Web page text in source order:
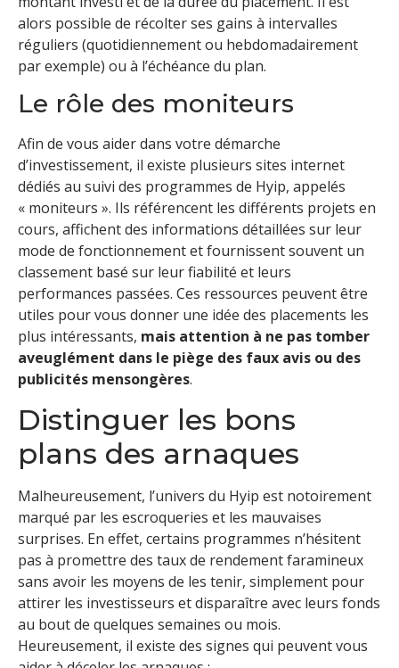
alors possible de récolter ses gains à intervalles
réguliers (quotidiennement ou hebdomadairement
par exemple) ou à l’échéance du plan.
Le rôle des moniteurs
Afin de vous aider dans votre démarche
d’investissement, il existe plusieurs sites internet
dédiés au suivi des programmes de Hyip, appelés
« moniteurs ». Ils référencent les différents projets en
cours, affichent des informations détaillées sur leur
mode de fonctionnement et fournissent souvent un
classement basé sur leur fiabilité et leurs
performances passées. Ces ressources peuvent être
utiles pour vous donner une idée des placements les
plus intéressants, mais attention à ne pas tomber
aveuglément dans le piège des faux avis ou des
publicités mensongères.
Distinguer les bons
plans des arnaques
Malheureusement, l’univers du Hyip est notoirement
marqué par les escroqueries et les mauvaises
surprises. En effet, certains programmes n’hésitent
pas à promettre des taux de rendement faramineux
sans avoir les moyens de les tenir, simplement pour
attirer les investisseurs et disparaître avec leurs fonds
au bout de quelques semaines ou mois.
Heureusement, il existe des signes qui peuvent vous